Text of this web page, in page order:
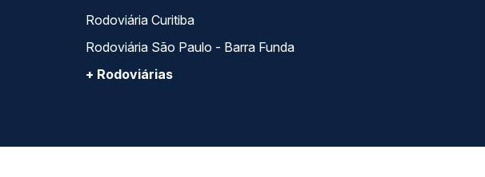
Rodoviária Curitiba
Rodoviária São Paulo - Barra Funda
+ Rodoviárias